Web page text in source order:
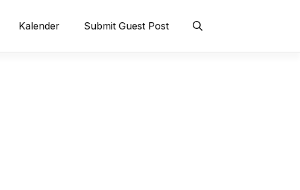
Kalender Submit Guest Post